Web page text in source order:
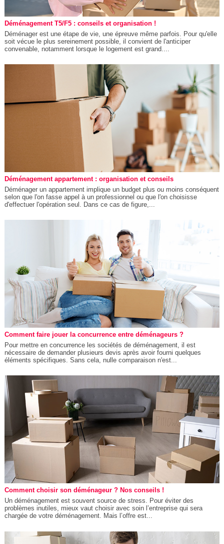
Déménagement T5/F5 : conseils et organisation !
Déménager est une étape de vie, une épreuve même parfois. Pour qu'elle
soit vécue le plus sereinement possible, il convient de l'anticiper
convenable, notamment lorsque le logement est grand....
Déménagement appartement : organisation et conseils
Déménager un appartement implique un budget plus ou moins conséquent
selon que l'on fasse appel à un professionnel ou que l'on choisisse
d'effectuer l'opération seul. Dans ce cas de figure,...
Comment faire jouer la concurrence entre déménageurs ?
Pour mettre en concurrence les sociétés de déménagement, il est
nécessaire de demander plusieurs devis après avoir fourni quelques
éléments spécifiques. Sans cela, nulle comparaison n'est...
Comment choisir son déménageur ? Nos conseils !
Un déménagement est souvent source de stress. Pour éviter des
problèmes inutiles, mieux vaut choisir avec soin l’entreprise qui sera
chargée de votre déménagement. Mais l’offre est...